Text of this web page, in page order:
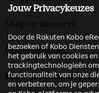
Jouw Privacykeuzes
Door de Rakuten Kobo
bezoeken of Kobo
het gebruik van cookies
trackingtechnologieën
functionaliteit van onze
en verbeteren, om je
Shop op kenmerk
Ondersteuning
Kobo-productaanbod